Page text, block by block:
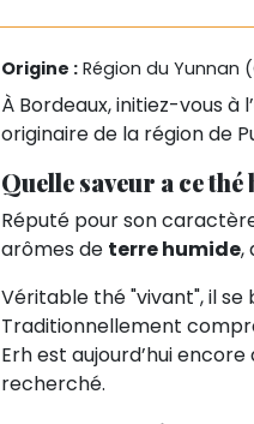
Origine : Région du Yunnan
À Bordeaux, initiez-vous à
originaire de la région de
Quelle saveur a ce
Réputé pour son
arômes de terre humide,
Véritable thé "vivant", il se
Traditionnellement
Erh est aujourd’hui
recherché.